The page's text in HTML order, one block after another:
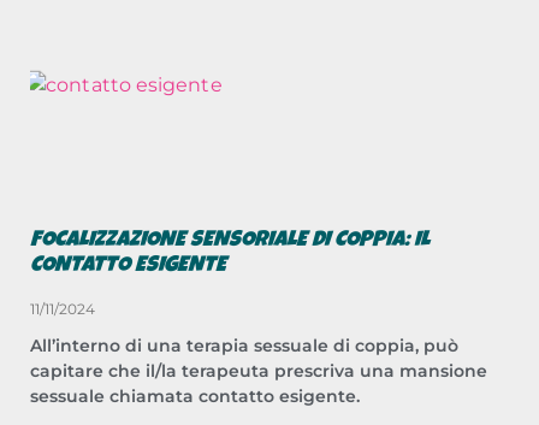
FOCALIZZAZIONE SENSORIALE DI COPPIA: IL
CONTATTO ESIGENTE
11/11/2024
All’interno di una terapia sessuale di coppia, può
capitare che il/la terapeuta prescriva una mansione
sessuale chiamata contatto esigente.